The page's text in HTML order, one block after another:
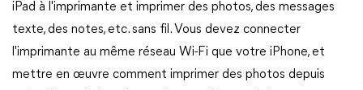
iPad à l'imprimante et imprimer des photos, des messages
texte, des notes, etc. sans fil. Vous devez connecter
l'imprimante au même réseau Wi-Fi que votre iPhone, et
mettre en œuvre comment imprimer des photos depuis